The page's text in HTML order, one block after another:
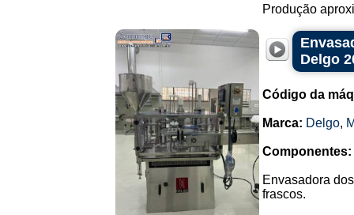
Produção
Delgo
Código da
Marca: Delgo,
Componentes:
Envasadora
frascos.